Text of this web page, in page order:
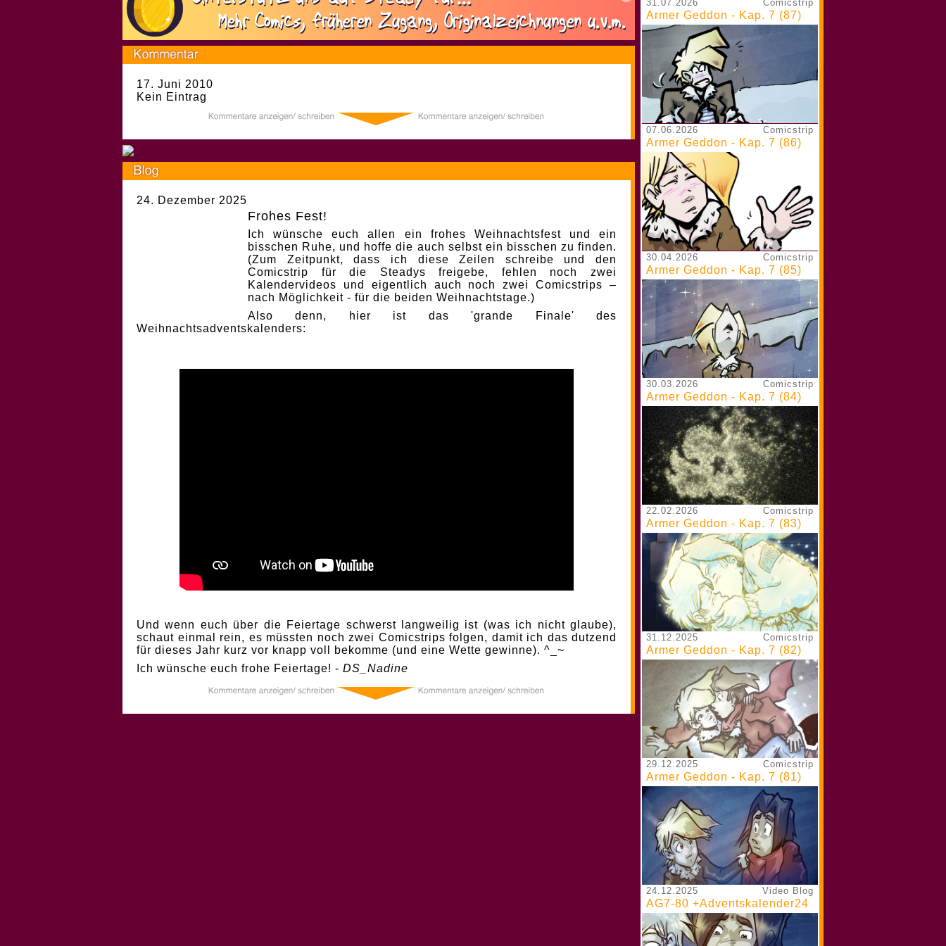
17. Juni 2010
Kein Eintrag
24. Dezember 2025
Frohes Fest!
Ich wünsche euch allen ein frohes Weihnachtsfest und ein
bisschen Ruhe, und hoffe die auch selbst ein bisschen zu finden.
(Zum Zeitpunkt, dass ich diese Zeilen schreibe und den
Comicstrip für die Steadys freigebe, fehlen noch zwei
Kalendervideos und eigentlich auch noch zwei Comicstrips –
nach Möglichkeit - für die beiden Weihnachtstage.)
Also denn, hier ist das 'grande Finale' des
Weihnachtsadventskalenders:
Und wenn euch über die Feiertage schwerst langweilig ist (was ich nicht glaube),
schaut einmal rein, es müssten noch zwei Comicstrips folgen, damit ich das dutzend
für dieses Jahr kurz vor knapp voll bekomme (und eine Wette gewinne). ^_~
Ich wünsche euch frohe Feiertage! - DS_Nadine
31.07.2026 Comicstrip
Armer Geddon - Kap. 7 (87)
07.06.2026 Comicstrip
Armer Geddon - Kap. 7 (86)
30.04.2026 Comicstrip
Armer Geddon - Kap. 7 (85)
30.03.2026 Comicstrip
Armer Geddon - Kap. 7 (84)
22.02.2026 Comicstrip
Armer Geddon - Kap. 7 (83)
31.12.2025 Comicstrip
Armer Geddon - Kap. 7 (82)
29.12.2025 Comicstrip
Armer Geddon - Kap. 7 (81)
24.12.2025 Video Blog
AG7-80 +Adventskalender24